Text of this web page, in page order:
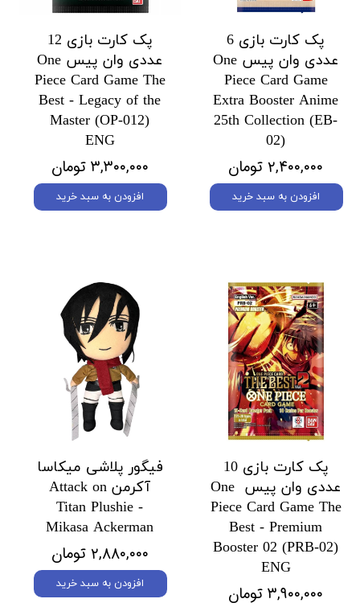
پک کارت بازی 6
عددی وان پیس One
Piece Card Game
Extra Booster Anime
25th Collection (EB-
02)
۲,۴۰۰,۰۰۰ تومان
افزودن به سبد خرید
پک کارت بازی 12
عددی وان پیس One
Piece Card Game The
Best - Legacy of the
Master (OP-012)
ENG
۳,۳۰۰,۰۰۰ تومان
افزودن به سبد خرید
پک کارت بازی 10
عددی وان پیس One
Piece Card Game The
Best - Premium
Booster 02 (PRB-02)
ENG
۳,۹۰۰,۰۰۰ تومان
فیگور پلاشی میکاسا
آکرمن Attack on
Titan Plushie -
Mikasa Ackerman
۲,۸۸۰,۰۰۰ تومان
افزودن به سبد خرید